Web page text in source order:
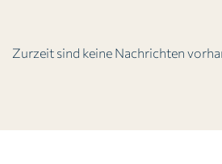
Zurzeit sind keine Nachrichten